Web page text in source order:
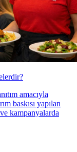
amacıyla
baskısı yapılan
kampanyalarda